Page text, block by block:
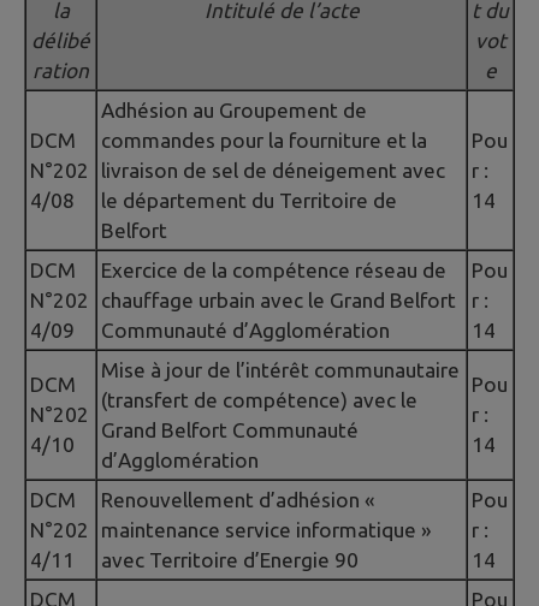
la
délibé
ration
Intitulé de l’acte
t du
vot
e
DCM
N°202
4/08
Adhésion au Groupement de
commandes pour la fourniture et la
livraison de sel de déneigement avec
le département du Territoire de
Belfort
Pou
r :
14
DCM
N°202
4/09
Exercice de la compétence réseau de
chauffage urbain avec le Grand Belfort
Communauté d’Agglomération
Pou
r :
14
DCM
N°202
4/10
Mise à jour de l’intérêt communautaire
(transfert de compétence) avec le
Grand Belfort Communauté
d’Agglomération
Pou
r :
14
DCM
N°202
4/11
Renouvellement d’adhésion «
maintenance service informatique »
avec Territoire d’Energie 90
Pou
r :
14
DCM
Pou